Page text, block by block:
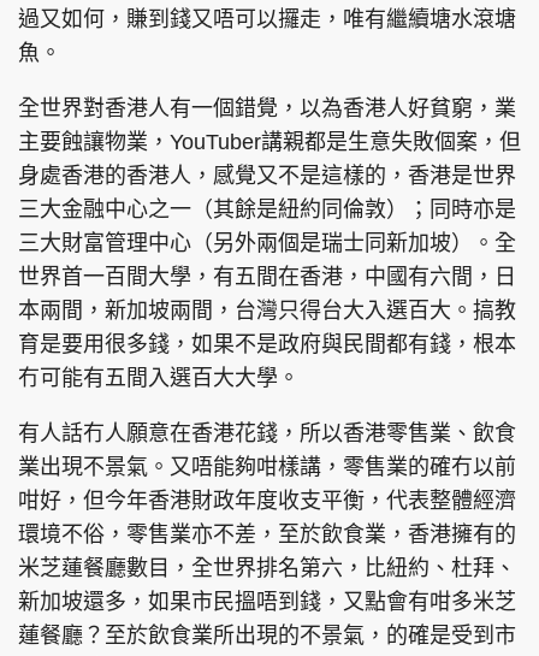
聯絡我們
隱私政策聲明
版權及免責聲明
©Eastweek.com.hk. All rights reserved.
過又如何，賺到錢又唔可以攞走，唯有繼續塘水滾塘
魚。
全世界對香港人有一個錯覺，以為香港人好貧窮，業
主要蝕讓物業，YouTuber講親都是生意失敗個案，但
身處香港的香港人，感覺又不是這樣的，香港是世界
三大金融中心之一（其餘是紐約同倫敦）；同時亦是
三大財富管理中心（另外兩個是瑞士同新加坡）。全
世界首一百間大學，有五間在香港，中國有六間，日
本兩間，新加坡兩間，台灣只得台大入選百大。搞教
育是要用很多錢，如果不是政府與民間都有錢，根本
冇可能有五間入選百大大學。
有人話冇人願意在香港花錢，所以香港零售業、飲食
業出現不景氣。又唔能夠咁樣講，零售業的確冇以前
咁好，但今年香港財政年度收支平衡，代表整體經濟
環境不俗，零售業亦不差，至於飲食業，香港擁有的
米芝蓮餐廳數目，全世界排名第六，比紐約、杜拜、
新加坡還多，如果市民搵唔到錢，又點會有咁多米芝
蓮餐廳？至於飲食業所出現的不景氣，的確是受到市